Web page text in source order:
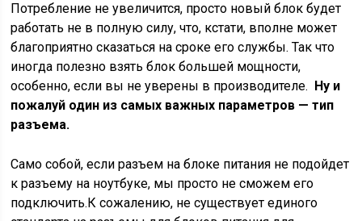
Потребление не увеличится, просто новый блок будет
работать не в полную силу, что, кстати, вполне может
благоприятно сказаться на сроке его службы. Так что
иногда полезно взять блок большей мощности,
особенно, если вы не уверены в производителе. Ну и
пожалуй один из самых важных параметров — тип
разъема.
Само собой, если разъем на блоке питания не подойдет
к разъему на ноутбуке, мы просто не сможем его
подключить.К сожалению, не существует единого